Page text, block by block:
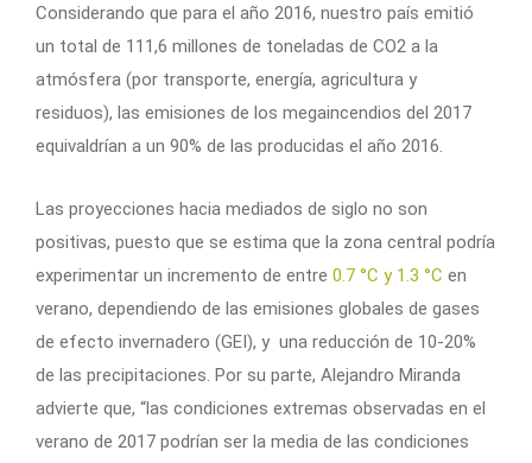
Considerando que para el año 2016, nuestro país emitió
un total de 111,6 millones de toneladas de CO2 a la
atmósfera (por transporte, energía, agricultura y
residuos), las emisiones de los megaincendios del 2017
equivaldrían a un 90% de las producidas el año 2016.
Las proyecciones hacia mediados de siglo no son
positivas, puesto que se estima que la zona central podría
experimentar un incremento de entre 0.7 °C y 1.3 °C en
verano, dependiendo de las emisiones globales de gases
de efecto invernadero (GEI), y una reducción de 10-20%
de las precipitaciones. Por su parte, Alejandro Miranda
advierte que, “las condiciones extremas observadas en el
verano de 2017 podrían ser la media de las condiciones